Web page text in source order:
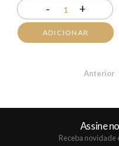
- 1 +
ADICIONAR
Anterior
Assine
Receba novidade